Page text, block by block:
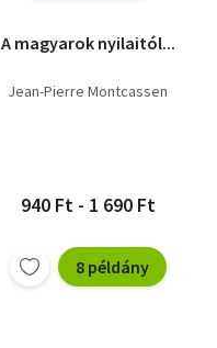
A magyarok nyilaitól...
Jean-Pierre Montcassen
940 Ft - 1 690 Ft
8 példány